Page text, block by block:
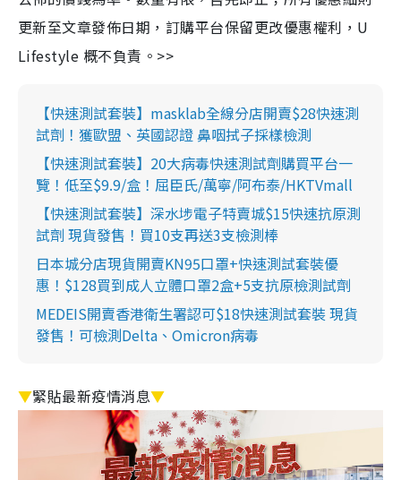
更新至文章發佈日期，訂購平台保留更改優惠權利，U
Lifestyle 概不負責。>>
【快速測試套裝】masklab全線分店開賣$28快速測
試劑！獲歐盟、英國認證 鼻咽拭子採樣檢測
【快速測試套裝】20大病毒快速測試劑購買平台一
覽！低至$9.9/盒！屈臣氏/萬寧/阿布泰/HKTVmall
【快速測試套裝】深水埗電子特賣城$15快速抗原測
試劑 現貨發售！買10支再送3支檢測棒
日本城分店現貨開賣KN95口罩+快速測試套裝優
惠！$128買到成人立體口罩2盒+5支抗原檢測試劑
MEDEIS開賣香港衛生署認可$18快速測試套裝 現貨
發售！可檢測Delta、Omicron病毒
▼緊貼最新疫情消息▼